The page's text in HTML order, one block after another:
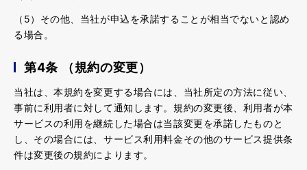
（5）その他、当社が申込を承諾することが相当でないと認め
る場合。
第4条 （規約の変更）
当社は、本規約を変更する場合には、当社所定の方法に従い、
事前に利用者に対して通知します。規約の変更後、利用者が本
サービスの利用を継続した場合は当該変更を承諾したものと
し、その場合には、サービス利用料金その他のサービス提供条
件は変更後の規約によります。